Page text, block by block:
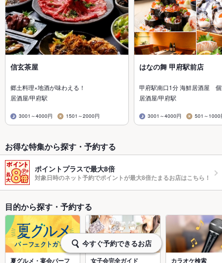
信玄茶屋
郷土料理×地酒が味わえる！
居酒屋/甲府駅
3001～4000円 1501～2000円
はなの舞 甲府駅前店
甲府駅南口1分 海鮮居酒屋
居酒屋/甲府駅
3001～4000円 501～1000
お得な特集から探す・予約する
ポイントプラスで最大8倍
対象日時のネット予約でポイントが最大8倍たまるお店はこちら！
目的から探す・予約する
夏グルメ・宴会パーフ 女子会完全ガイド カラオケ検索
今すぐ予約できるお店